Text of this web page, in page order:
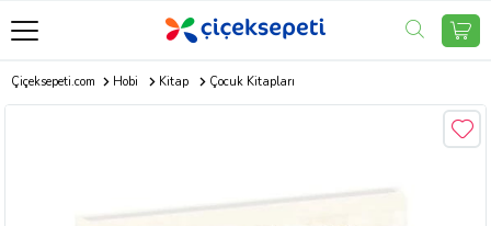
Çiçeksepeti.com Hobi Kitap Çocuk Kitapları